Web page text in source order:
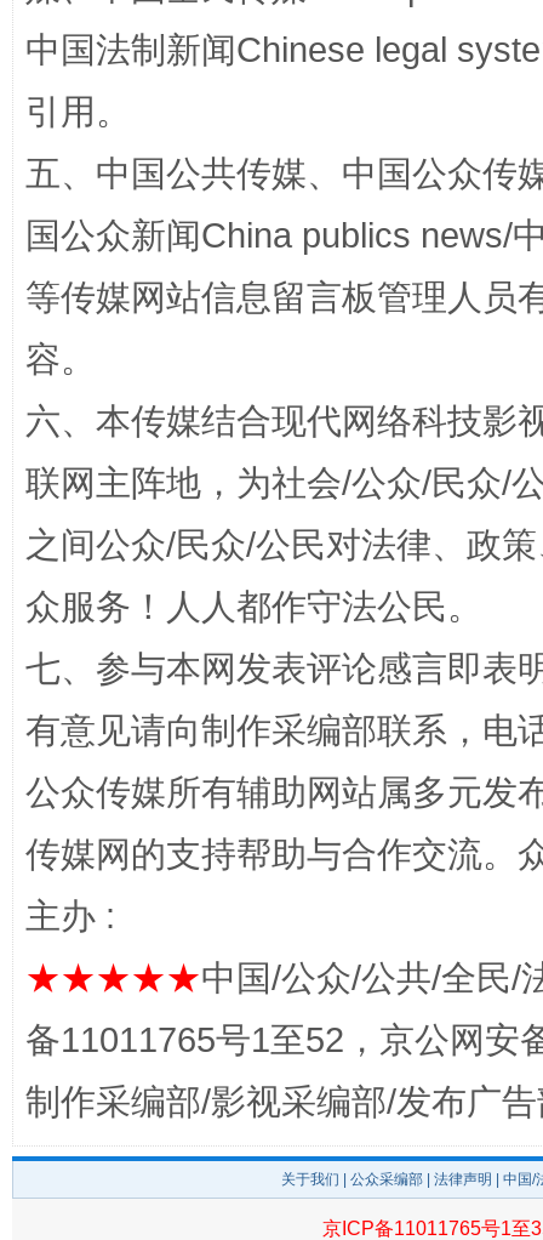
招工难、用工荒背后
网上购药对药下症？
这是一记警钟！ 谢
中国法制新闻Chinese legal
引用。
五、中国公共传媒、中国公众传
国公众新闻China publics news/
等传媒网站信息留言板管理人员
容。
六、本传媒结合现代网络科技影
联网主阵地，为社会/公众/民众/
之间公众/民众/公民对法律、政
众服务！人人都作守法公民。
七、参与本网发表评论感言即表
有意见请向制作采编部联系，电
公众传媒所有辅助网站属多元发
传媒网的支持帮助与合作交流。
主办 :
★★★★★中国/公众/公共/全民/
备11011765号1至52，京公网安
制作采编部/影视采编部/发布广
关于我们 公众采编部 法律声明 | 中国
京ICP备11011765号1至